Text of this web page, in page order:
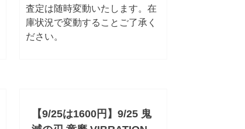
査定は随時変動いたします。在
庫状況で変動することご了承く
ださい。
【9/25は1600円】9/25 鬼